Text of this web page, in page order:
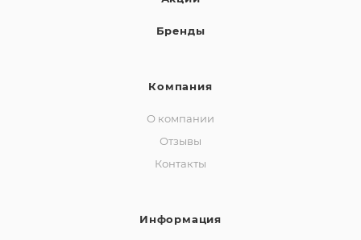
Бренды
Компания
О компании
Отзывы
Контакты
Информация